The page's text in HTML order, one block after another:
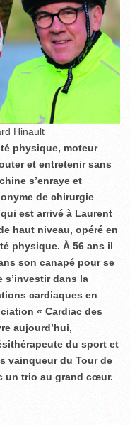
Hinault
physique, moteur
et entretenir sans
s’enraye et
de chirurgie
est arrivé à Laurent
haut niveau, opéré en
physique. À 56 ans il
son canapé pour se
s’investir dans la
cardiaques en
« Cardiac des
aujourd’hui,
du sport et
vainqueur du Tour de
un trio au grand cœur.